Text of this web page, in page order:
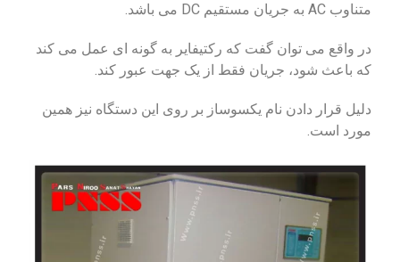
متناوب AC به جریان مستقیم DC می باشد.
در واقع می توان گفت که رکتیفایر به گونه ای عمل می کند
که باعث شود، جریان فقط از یک جهت عبور کند.
دلیل قرار دادن نام یکسوساز بر روی این دستگاه نیز همین
مورد است.